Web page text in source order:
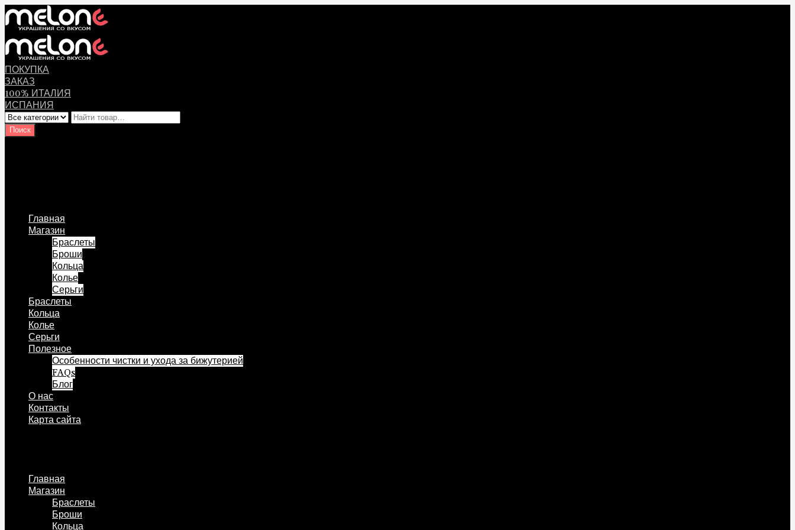
ПОКУПКА
ЗАКАЗ
100% ИТАЛИЯ
ИСПАНИЯ
Главная
Магазин
Браслеты
Броши
Кольца
Колье
Серьги
Браслеты
Кольца
Колье
Серьги
Полезное
Особенности чистки и ухода за бижутерией
FAQs
Блог
О нас
Контакты
Карта сайта
Главная
Магазин
Браслеты
Броши
Кольца